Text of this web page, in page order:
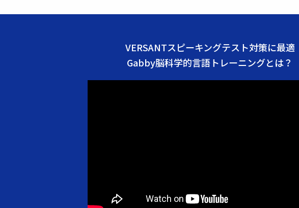
VERSANTスピーキングテスト対策に最適
Gabby脳科学的言語トレーニングとは？